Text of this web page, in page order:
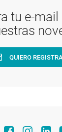
tu e-
QUIERO